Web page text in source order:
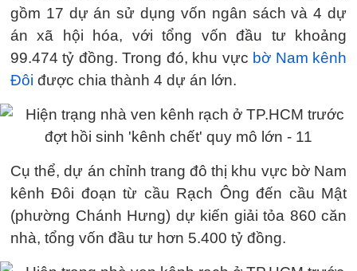
gồm 17 dự án sử dụng vốn ngân sách và 4 dự
án xã hội hóa, với tổng vốn đầu tư khoảng
99.474 tỷ đồng. Trong đó, khu vực bờ Nam kênh
Đôi được chia thành 4 dự án lớn.
Cụ thể, dự án chỉnh trang đô thị khu vực bờ Nam
kênh Đôi đoạn từ cầu Rạch Ông đến cầu Mật
(phường Chánh Hưng) dự kiến giải tỏa 860 căn
nhà, tổng vốn đầu tư hơn 5.400 tỷ đồng.